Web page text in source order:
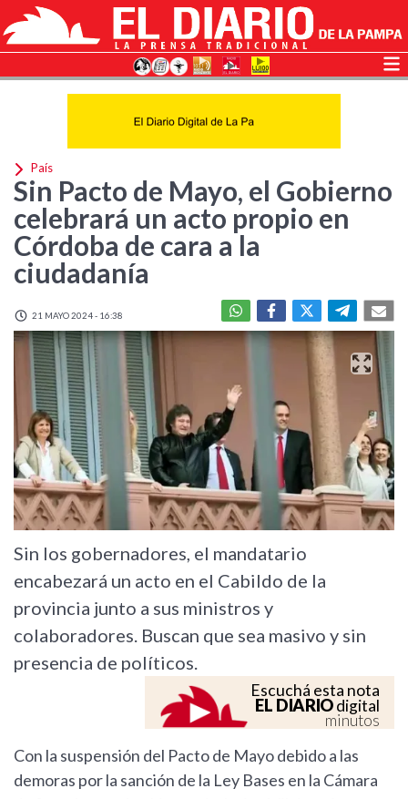
País
Sin Pacto de Mayo, el Gobierno
celebrará un acto propio en
Córdoba de cara a la
ciudadanía
21 MAYO 2024 - 16:38
Sin los gobernadores, el mandatario
encabezará un acto en el Cabildo de la
provincia junto a sus ministros y
colaboradores. Buscan que sea masivo y sin
presencia de políticos.
Escuchá esta nota
EL DIARIOdigital
minutos
Con la suspensión del Pacto de Mayo debido a las
demoras por la sanción de la Ley Bases en la Cámara